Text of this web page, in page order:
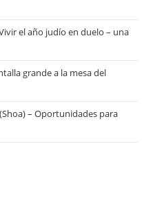
el año judío en duelo – una
grande a la mesa del
– Oportunidades para